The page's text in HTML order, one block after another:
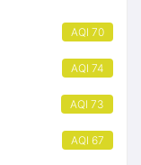
AQI 70
AQI 74
AQI 73
AQI 67